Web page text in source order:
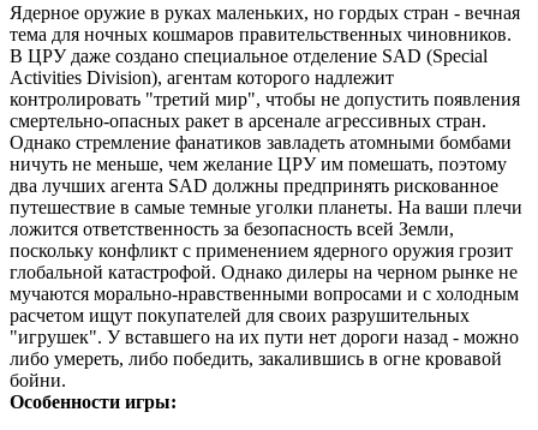
Ядерное оружие в руках маленьких, но гордых стран - вечная
тема для ночных кошмаров правительственных чиновников.
В ЦРУ даже создано специальное отделение SAD (Special
Activities Division), агентам которого надлежит
контролировать "третий мир", чтобы не допустить появления
смертельно-опасных ракет в арсенале агрессивных стран.
Однако стремление фанатиков завладеть атомными бомбами
ничуть не меньше, чем желание ЦРУ им помешать, поэтому
два лучших агента SAD должны предпринять рискованное
путешествие в самые темные уголки планеты. На ваши плечи
ложится ответственность за безопасность всей Земли,
поскольку конфликт с применением ядерного оружия грозит
глобальной катастрофой. Однако дилеры на черном рынке не
мучаются морально-нравственными вопросами и с холодным
расчетом ищут покупателей для своих разрушительных
"игрушек". У вставшего на их пути нет дороги назад - можно
либо умереть, либо победить, закалившись в огне кровавой
бойни.
Особенности игры: